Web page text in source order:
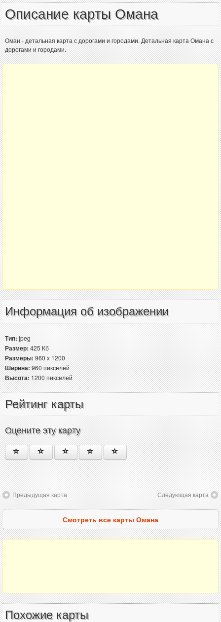
Описание карты Омана
Оман - детальная карта с дорогами и городами. Детальная карта Омана с
дорогами и городами.
Информация об изображении
Тип:jpeg
Размер:425 Кб
Размеры:960 x 1200
Ширина:960 пикселей
Высота:1200 пикселей
Рейтинг карты
Оцените эту карту
Предыдущая карта Следующая карта
Смотреть все карты Омана
Похожие карты